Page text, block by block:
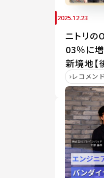
2025.12.23
ニトリの
03％に
新境地【
レコメンド